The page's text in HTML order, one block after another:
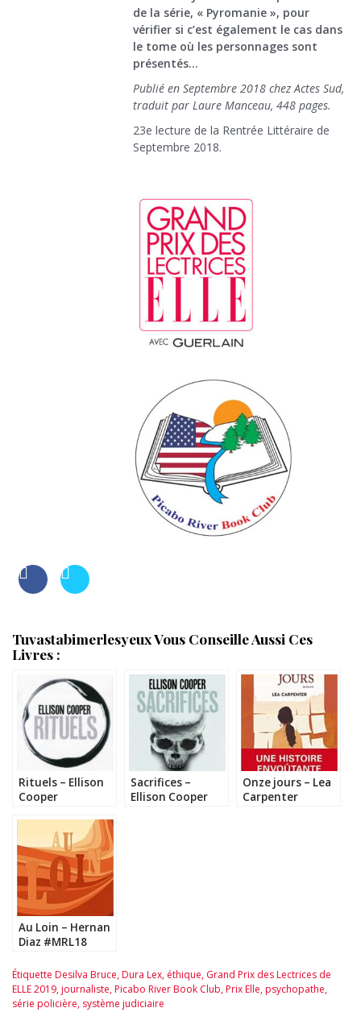
de la série, « Pyromanie », pour
vérifier si c’est également le cas dans
le tome où les personnages sont
présentés…
Publié en Septembre 2018 chez Actes Sud,
traduit par Laure Manceau, 448 pages.
23e lecture de la Rentrée Littéraire de
Septembre 2018.
Tuvastabimerlesyeux Vous Conseille Aussi Ces
Livres :
Rituels – Ellison
Cooper
Sacrifices –
Ellison Cooper
Onze jours – Lea
Carpenter
Au Loin – Hernan
Diaz #MRL18
Étiquette Desilva Bruce,Dura Lex, éthique, Grand Prix des Lectrices de
ELLE 2019,journaliste,Picabo River Book Club,Prix Elle,psychopathe,
série policière, système judiciaire